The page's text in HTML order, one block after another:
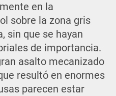
en la
sobre la zona gris
sin que se hayan
de importancia.
asalto mecanizado
resultó en enormes
parecen estar